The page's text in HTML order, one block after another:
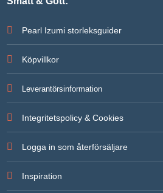
Pearl Izumi storleksguider
Köpvillkor
Leverantörsinformation
Integritetspolicy & Cookies
Logga in som återförsäljare
Inspiration